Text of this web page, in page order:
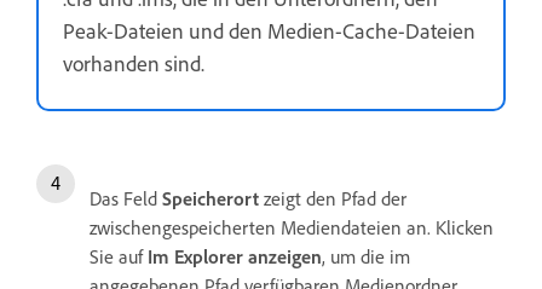
Peak-Dateien und den Medien-Cache-Dateien
vorhanden sind.
Das Feld Speicherort zeigt den Pfad der
zwischengespeicherten Mediendateien an. Klicken
Sie auf Im Explorer anzeigen, um die im